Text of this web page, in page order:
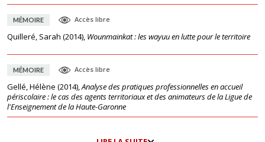
MÉMOIRE Accès libre
Quilleré, Sarah (2014), Wounmainkat : les wayuu en lutte pour le territoire
MÉMOIRE Accès libre
Gellé, Hélène (2014),Analyse des pratiques professionnelles en accueil
périscolaire : le cas des agents territoriaux et des animateurs de la Ligue de
l'Enseignement de la Haute-Garonne